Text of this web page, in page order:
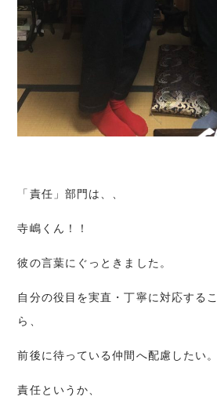
「責任」部門は、、
寺嶋くん！！
彼の言葉にぐっときました。
自分の役目を実直・丁寧に対応する
ら、
前後に待っている仲間へ配慮したい。
責任というか、